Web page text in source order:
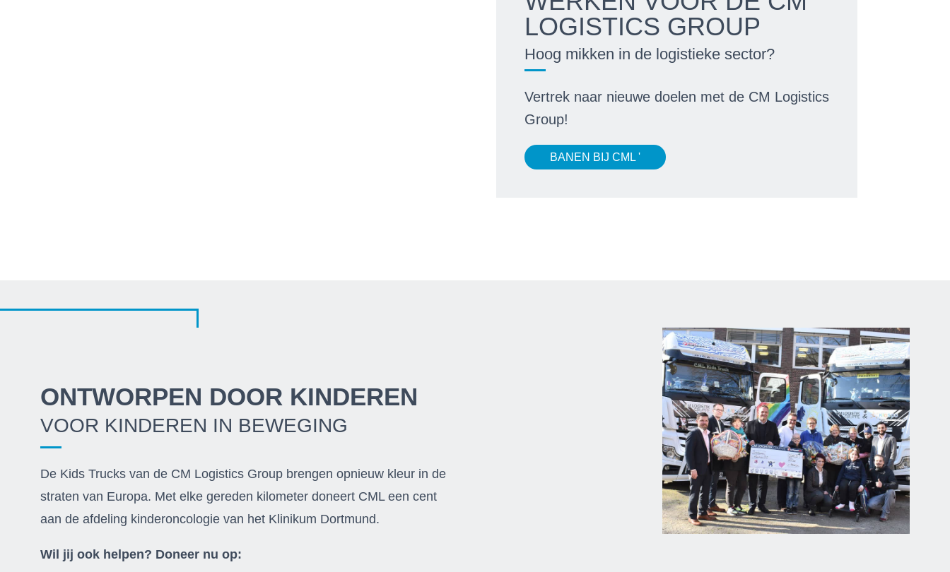
LOGISTICS GROUP
Hoog mikken in de logistieke sector?
Vertrek naar nieuwe doelen met de CM Logistics
Group!
BANEN BIJ CML '
ONTWORPEN DOOR KINDEREN
VOOR KINDEREN IN BEWEGING
De Kids Trucks van de CM Logistics Group brengen opnieuw kleur in de
straten van Europa. Met elke gereden kilometer doneert CML een cent
aan de afdeling kinderoncologie van het Klinikum Dortmund.
Wil jij ook helpen? Doneer nu op: